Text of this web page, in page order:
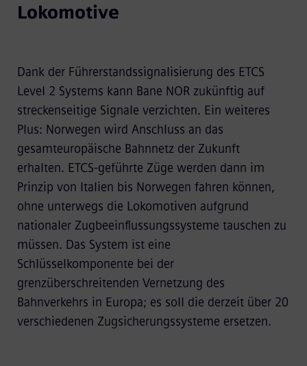
Lokomotive
Dank der Führerstandssignalisierung des ETCS
Level 2 Systems kann Bane NOR zukünftig auf
streckenseitige Signale verzichten. Ein weiteres
Plus: Norwegen wird Anschluss an das
gesamteuropäische Bahnnetz der Zukunft
erhalten. ETCS-geführte Züge werden dann im
Prinzip von Italien bis Norwegen fahren können,
ohne unterwegs die Lokomotiven aufgrund
nationaler Zugbeeinflussungssysteme tauschen zu
müssen. Das System ist eine
Schlüsselkomponente bei der
grenzüberschreitenden Vernetzung des
Bahnverkehrs in Europa; es soll die derzeit über 20
verschiedenen Zugsicherungssysteme ersetzen.